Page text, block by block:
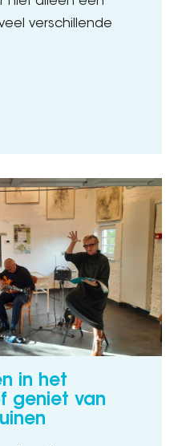
verschillende
in het
geniet van